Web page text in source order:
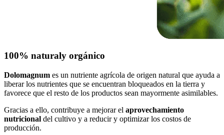
100% naturaly orgánico
Dolomagnum es un nutriente agrícola de origen natural que ayuda a
liberar los nutrientes que se encuentran bloqueados en la tierra y
favorece que el resto de los productos sean mayormente asimilables.
Gracias a ello, contribuye a mejorar el aprovechamiento
nutricional del cultivo y a reducir y optimizar los costos de
producción.